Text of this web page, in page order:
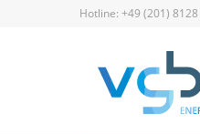
Hotline: +49 (201)